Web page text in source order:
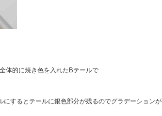
体的に焼き色を入れたBテールで
するとテールに銀色部分が残るのでグラデーションが